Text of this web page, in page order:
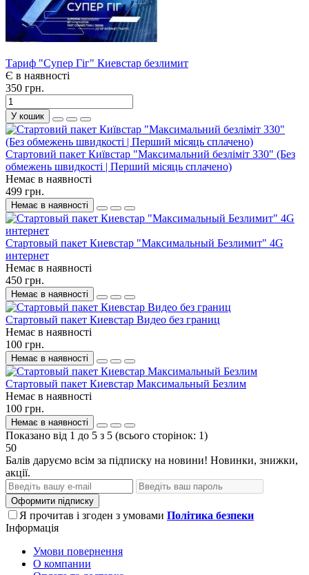
Тариф "Супер Гіг" Киевстар безлимит
Є в наявності
350 грн.
У кошик
Стартовий пакет Київстар "Максимальний безліміт 330" (Без
обмежень швидкості | Перший місяць сплачено)
Немає в наявності
499 грн.
Немає в наявності
Стартовый пакет Киевстар "Максимальный Безлимит" 4G
интернет
Немає в наявності
450 грн.
Немає в наявності
Стартовый пакет Киевстар Видео без границ
Немає в наявності
100 грн.
Немає в наявності
Стартовый пакет Киевстар Максимальный Безлим
Немає в наявності
100 грн.
Немає в наявності
Показано від 1 до 5 з 5 (всього сторінок: 1)
50
Балів даруємо всім за підписку на новини! Новинки, знижки,
акції.
Оформити підписку
Я прочитав і згоден з умовами Політика безпеки
Інформація
Умови повернення
О компании